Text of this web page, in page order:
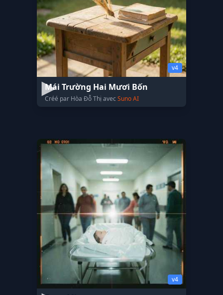
v4
Mái Trường Hai Mươi Bốn
Créé par Hòa Đỗ Thị avec Suno AI
v4